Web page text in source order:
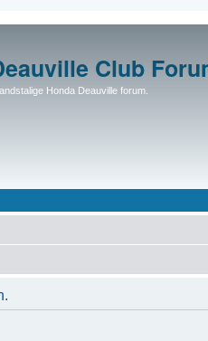
Club
Honda Deauville forum.